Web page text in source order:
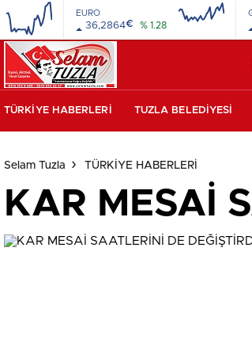
16:00 20:00
EURO
36,2864€ % 1.28
TÜRKİYE HABERLERİ TUZLA BELEDİYESİ
Selam Tuzla TÜRKİYE HABERLERİ
KAR MESAİ